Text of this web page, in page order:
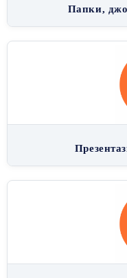
Папки,